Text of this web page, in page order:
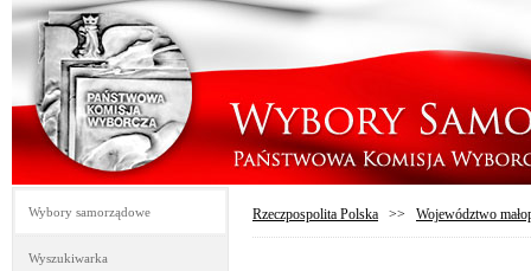
Wybory samorządowe
Wyszukiwarka
Rzeczpospolita Polska >> Województwo